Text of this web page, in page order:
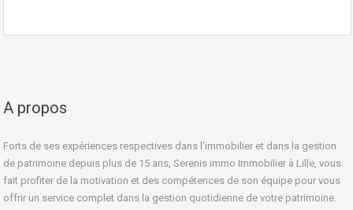
A propos
Forts de ses expériences respectives dans l’immobilier et dans la gestion
de patrimoine depuis plus de 15 ans, Serenis immo Immobilier à Lille, vous
fait profiter de la motivation et des compétences de son équipe pour vous
offrir un service complet dans la gestion quotidienne de votre patrimoine.